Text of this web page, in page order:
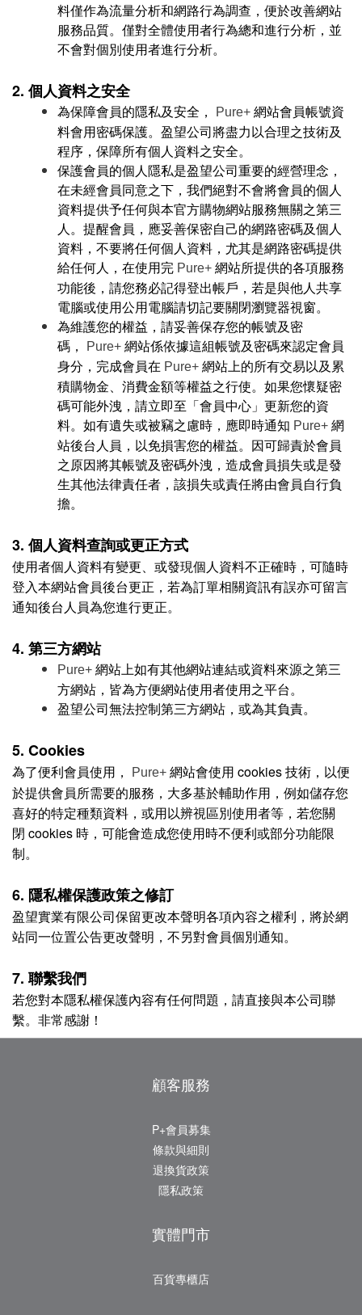
料僅作為流量分析和網路行為調查，便於改善網站
服務品質。僅對全體使用者行為總和進行分析，並
不會對個別使用者進行分析。
2. 個人資料之安全
為保障會員的隱私及安全， Pure+ 網站會員帳號資
料會用密碼保護。盈望公司將盡力以合理之技術及
程序，保障所有個人資料之安全。
保護會員的個人隱私是盈望公司重要的經營理念，
在未經會員同意之下，我們絕對不會將會員的個人
資料提供予任何與本官方購物網站服務無關之第三
人。提醒會員，應妥善保密自己的網路密碼及個人
資料，不要將任何個人資料，尤其是網路密碼提供
給任何人，在使用完 Pure+ 網站所提供的各項服務
功能後，請您務必記得登出帳戶，若是與他人共享
電腦或使用公用電腦請切記要關閉瀏覽器視窗。
為維護您的權益，請妥善保存您的帳號及密
碼，
Pure+ 網站係依據這組帳號及密碼來認定會員
身分，完成會員在 Pure+ 網站上的所有交易以及累
積購物金、消費金額等權益之行使。如果您懷疑密
碼可能外洩，請立即至「會員中心」更新您的資
料。如有遺失或被竊之慮時，應即時通知 Pure+ 網
站後台人員，以免損害您的權益。因可歸責於會員
之原因將其帳號及密碼外洩，造成會員損失或是發
生其他法律責任者，該損失或責任將由會員自行負
擔。
3. 個人資料查詢或更正方式
使用者個人資料有變更、或發現個人資料不正確時，可隨時
登入本網站會員後台更正，若為訂單相關資訊有誤亦可留言
通知後台人員為您進行更正。
4. 第三方網站
Pure+ 網站上如有其他網站連結或資料來源之第三
方網站，皆為方便網站使用者使用之平台。
盈望公司無法控制第三方網站，或為其負責。
5. Cookies
為了便利會員使用， Pure+ 網站會使用 cookies 技術，以便
於提供會員所需要的服務，大多基於輔助作用，例如儲存您
喜好的特定種類資料，或用以辨視區別使用者等，若您關
閉 cookies 時，可能會造成您使用時不便利或部分功能限
制。
6. 隱私權保護政策之修訂
盈望實業有限公司保留更改本聲明各項內容之權利，將於網
站同一位置公告更改聲明，不另對會員個別通知。
7. 聯繫我們
若您對本隱私權保護內容有任何問題，請直接與本公司聯
繫。非常感謝！
顧客服務
P+會員募集
條款與細則
退換貨政策
隱私政策
實體門市
百貨專櫃店